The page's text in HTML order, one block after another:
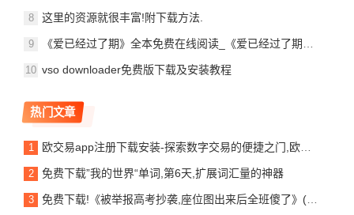
这里的资源就很丰富!附下载方法.
《爱已经过了期》全本免费在线阅读_《爱已经过了期》_(番外) (全文)爱已经过了期顾言之姜眠 阅读
vso downloader免费版下载及安装教程
热门文章
欧交易app注册下载安装-探索数字交易的便捷之门,欧交易APP注册与下载指南欧意交易所app
免费下载”我的世界“单词,第6天,扩展词汇量的神器
免费下载!《被举报高考抄袭,座位图出来后全班傻了》(林薇许念)TXT无删减+番外合集